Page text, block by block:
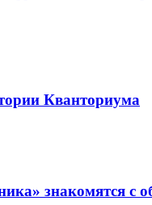
Кванториума
знакомятся с